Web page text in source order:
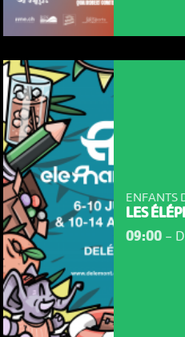
ENFANTS
LES
09:00-